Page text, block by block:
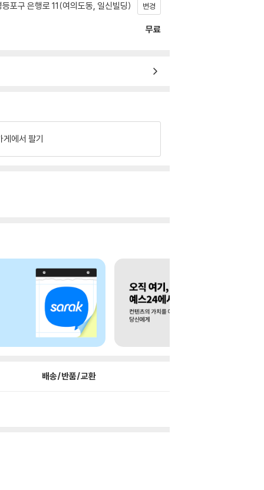
포구 은행로 11(여의도동, 일신빌딩) 변경
무료
게에서 팔기
배송/반품/교환